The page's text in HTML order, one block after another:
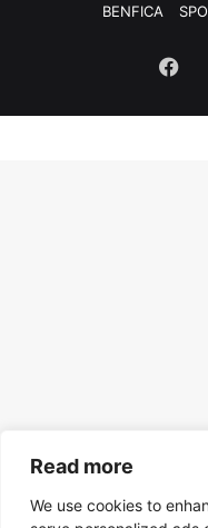
Read more
We use cookies to
BENFICA